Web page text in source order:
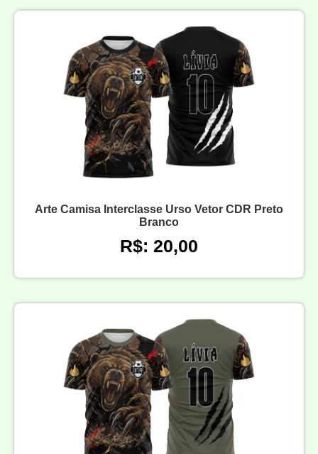
Arte Camisa Interclasse Urso Vetor CDR Preto
Branco
R$: 20,00